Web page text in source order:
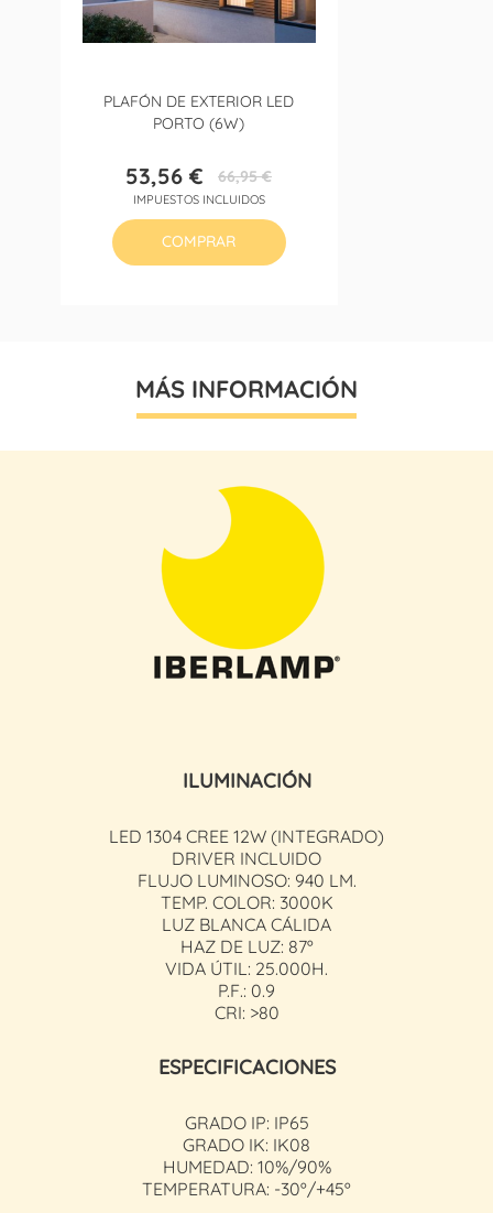
PLAFÓN DE EXTERIOR LED
PORTO (6W)
Precio
53,56 €Precio
base
66,95 €
IMPUESTOS INCLUIDOS
COMPRAR
MÁS INFORMACIÓN
ILUMINACIÓN
LED 1304 CREE 12W (INTEGRADO)
DRIVER INCLUIDO
FLUJO LUMINOSO: 940 LM.
TEMP. COLOR: 3000K
LUZ BLANCA CÁLIDA
HAZ DE LUZ: 87º
VIDA ÚTIL: 25.000H.
P.F.: 0.9
CRI: >80
ESPECIFICACIONES
GRADO IP: IP65
GRADO IK: IK08
HUMEDAD: 10%/90%
TEMPERATURA: -30º/+45º